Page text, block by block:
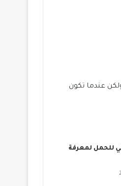
عندما تكون
للحمل لمعرفة